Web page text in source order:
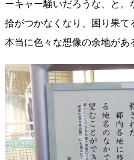
ーキャー騒いだろうな、と
拾がつかなくなり、困り果て
本当に色々な想像の余地があ